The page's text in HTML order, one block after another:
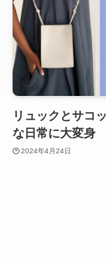
リュックとサコ
な日常に大変身
2024年4月24日